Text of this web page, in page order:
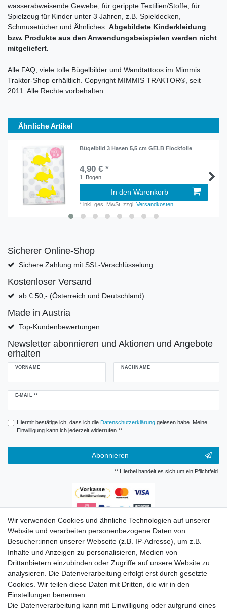
wasserabweisende Gewebe, für gerippte Textilien/Stoffe, für
Spielzeug für Kinder unter 3 Jahren, z.B. Spieldecken,
Schmusetücher und Ähnliches. Abgebildete Kinderkleidung
bzw. Produkte aus den Anwendungsbeispielen werden nicht
mitgeliefert.
Alle FAQ, viele tolle Bügelbilder und Wandtattoos im Mimmis
Traktor-Shop erhältlich. Copyright MIMMIS TRAKTOR®, seit
2011. Alle Rechte vorbehalten.
Ähnliche Artikel
Bügelbild 3 Hasen 5,5 cm GELB Flockfolie
4,90 € *
1 Bogen
In den Warenkorb
*inkl. ges. MwSt. zzgl.Versandkosten
Sicherer Online-Shop
Sichere Zahlung mit SSL-Verschlüsselung
Kostenloser Versand
ab € 50,- (Österreich und Deutschland)
Made in Austria
Top-Kundenbewertungen
Newsletter abonnieren und Aktionen und Angebote
erhalten
VORNAME NACHNAME
E-MAIL **
Newsletter
Hiermit bestätige ich, dass ich die Daten­schutz­erklärunggelesen habe. Meine
Einwilligung kann ich jederzeit widerrufen.**
Abonnieren
** Hierbei handelt es sich um ein Pflichtfeld.
Zahlungsarten
Wir verwenden Cookies und ähnliche Technologien auf unserer
Website und verarbeiten personenbezogene Daten von
Besucher:innen unserer Webseite (z.B. IP-Adresse), um z.B.
Inhalte und Anzeigen zu personalisieren, Medien von
Drittanbietern einzubinden oder Zugriffe auf unsere Website zu
analysieren. Die Datenverarbeitung erfolgt erst durch gesetzte
Cookies. Wir teilen diese Daten mit Dritten, die wir in den
Einstellungen benennen.
Die Datenverarbeitung kann mit Einwilligung oder aufgrund eines